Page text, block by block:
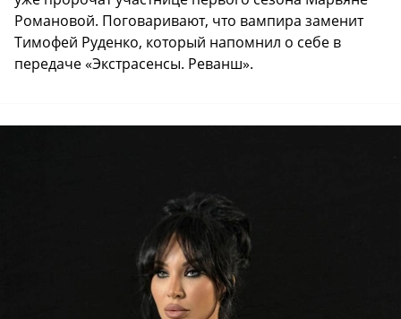
Романовой. Поговаривают, что вампира заменит
Тимофей Руденко, который напомнил о себе в
передаче «Экстрасенсы. Реванш».